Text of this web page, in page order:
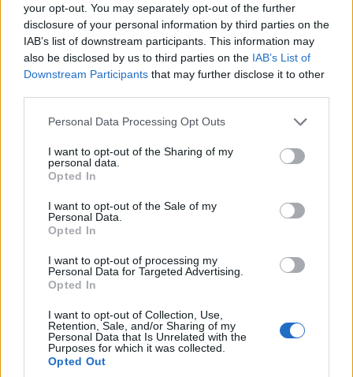
your opt-out. You may separately opt-out of the further
disclosure of your personal information by third parties on the
IAB’s list of downstream participants. This information may
also be disclosed by us to third parties on the IAB’s List of
Downstream Participants that may further disclose it to other
Please note that this website/app uses one or more Google
not limited to your visit or usage behaviour. You may click to
grant or deny consent to Google and its third-party tags to
use your data for below specified purposes in below Google
consent section.
Personal Data Processing Opt Outs
I want to opt-out of the Sharing of my
personal data.
Opted In
I want to opt-out of the Sale of my
Personal Data.
Opted In
I want to opt-out of processing my
Personal Data for Targeted Advertising.
Opted In
I want to opt-out of Collection, Use,
Retention, Sale, and/or Sharing of my
Personal Data that Is Unrelated with the
Purposes for which it was collected.
Opted Out
8. Córdoba
La impresionanteMezquita de Córdoba, que en
su día fue la ciudad más grande de Europa
Occidental, da fe del antiguo prestigio y la
destacado que hay que ver. La increíble mezquita
morisca tiene una arquitectura fastuosa y bellos
arcos.
Está situada en el centro del casco histórico de
Córdoba, que es una zona apasionante para
explorar; sólo hay que advertir que sus
alrededores suelen estar llenos de turistas. Es un
históricos en los que perderse y una
arquitectura divina.